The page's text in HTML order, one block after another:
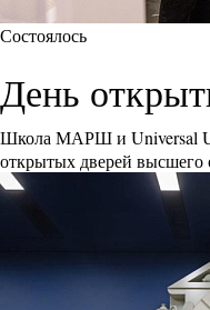
Состоялось
День
Школа МАРШ и Universal
открытых дверей высшего